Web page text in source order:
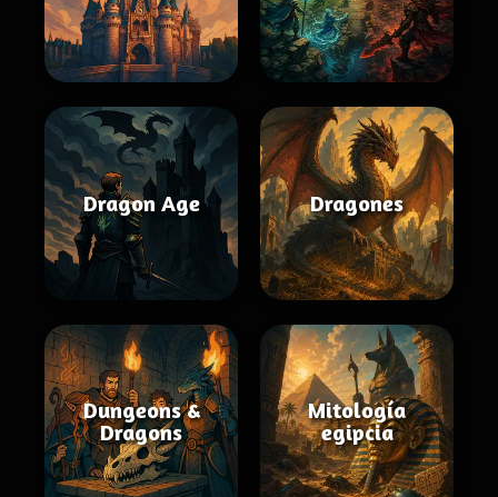
Dragon Age Dragones
Dungeons &
Dragons
Mitología
egipcia